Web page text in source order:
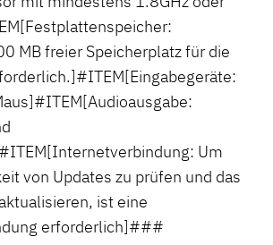
MB freier Speicherplatz für die
Um
von Updates zu prüfen und das
ist eine
erforderlich]###